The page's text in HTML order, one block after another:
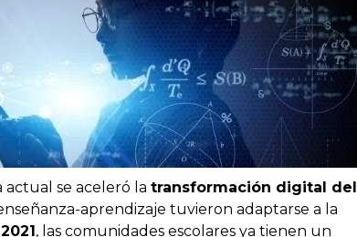
se aceleró la transformación digital del
aprendizaje tuvieron adaptarse a la
2021, las comunidades escolares ya tienen un